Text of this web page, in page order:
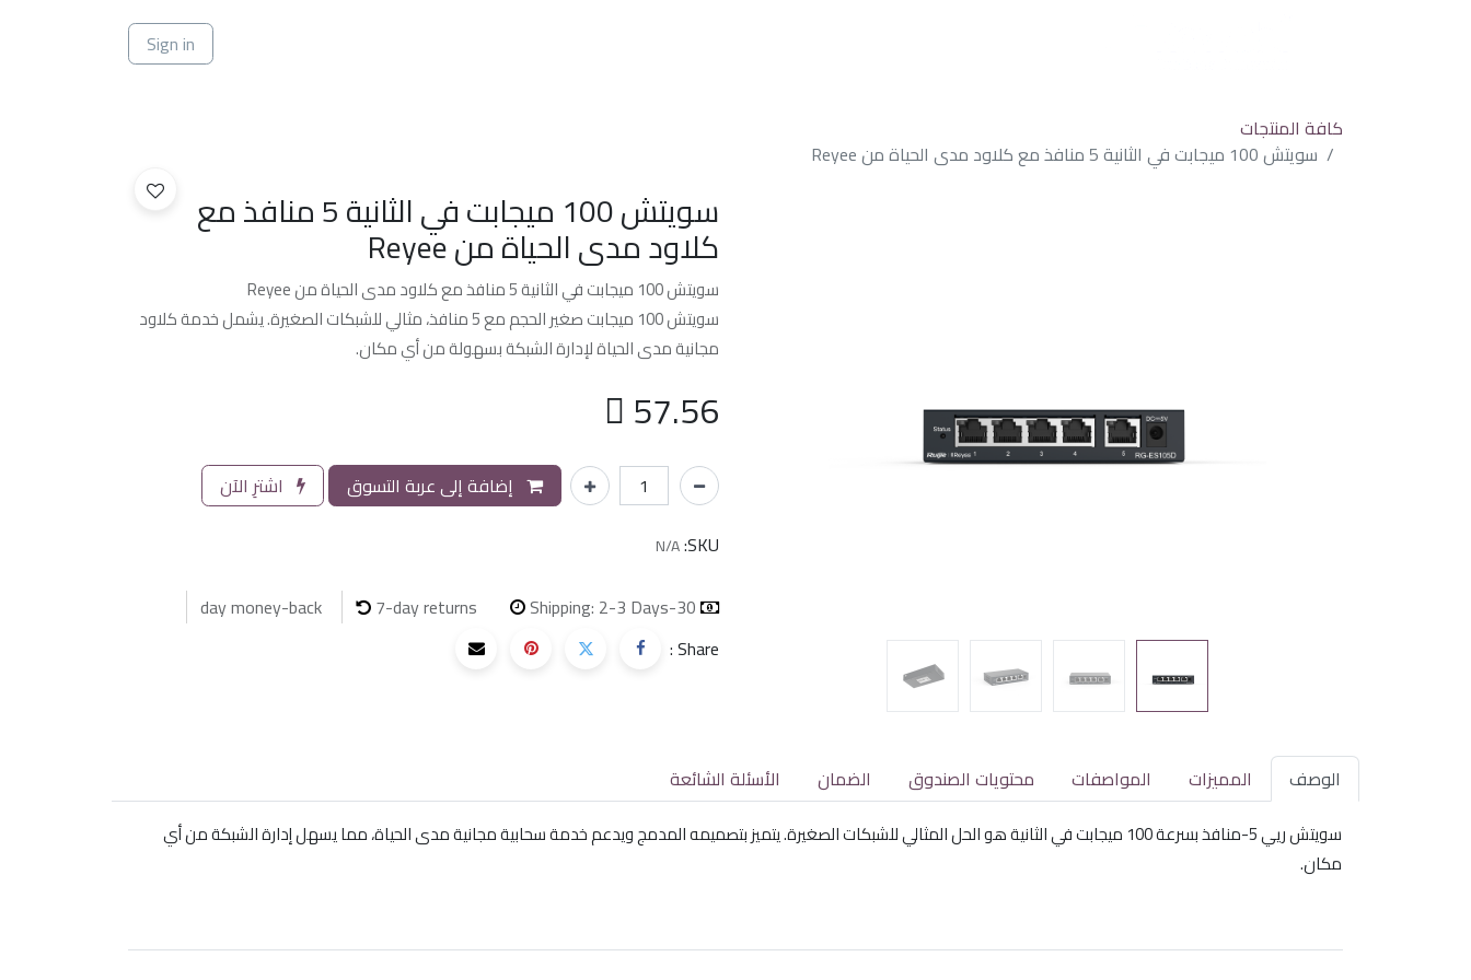
Sign in
كافة المنتجات
سويتش 100 ميجابت في الثانية 5 منافذ مع كلاود مدى الحياة من Reyee
سويتش 100 ميجابت في الثانية 5 منافذ مع
كلاود مدى الحياة من Reyee
سويتش 100 ميجابت في الثانية 5 منافذ مع كلاود مدى الحياة من Reyee
سويتش 100 ميجابت صغير الحجم مع 5 منافذ، مثالي للشبكات الصغيرة. يشمل خدمة كلاود
مجانية مدى الحياة لإدارة الشبكة بسهولة من أي مكان.
57.56
إضافة إلى عربة التسوق
اشترِ الآن
SKU:
N/A
30-day money-back
7-day returns
Shipping: 2-3 Days
Share :
الوصف المميزات المواصفات محتويات الصندوق الضمان الأسئلة الشائعة
سويتش ريي 5-منافذ بسرعة 100 ميجابت في الثانية هو الحل المثالي للشبكات الصغيرة. يتميز بتصميمه المدمج ويدعم خدمة سحابية مجانية مدى الحياة، مما يسهل إدارة الشبكة من أي
مكان.